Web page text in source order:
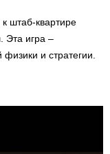
штаб-квартире
Эта игра –
и стратегии.